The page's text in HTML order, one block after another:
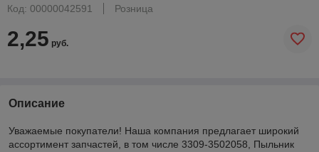
Код: 00000042591
Розница
2,25 руб.
Описание
Уважаемые покупатели! Наша компания предлагает широкий
ассортимент запчастей, в том числе 3309-3502058, Пыльник